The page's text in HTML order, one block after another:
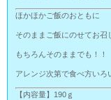
ほかほかご飯のおともに
そのままご飯にのせてお召
もちろんそのままでも！！
アレンジ次第で食べ方いろ
【内容量】190ｇ